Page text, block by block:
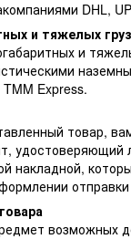
DHL,
и тяжелых
и
Express.
товар,
удостоверяющий
накладной,
отправки
возможных